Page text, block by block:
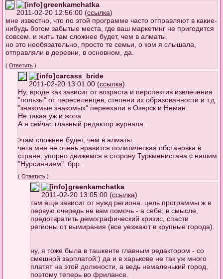
greenkamchatka
2011-02-20 12:56:00 (ссылка)
мне известно, что по этой программе часто отправляют в какие-
нибудь богом забытые места, где ваш маркетинг не пригодится
совсем. и жить там сложнее будет, чем в алматы.
но это необязательно, просто те семьи, о ком я слышала,
отправляли в деревни, в основном, да.
(Ответить )
carcass_bride
2011-02-20 13:01:00 (ссылка)
Ну, вроде как зависит от возраста и перспектив извлечения
"пользы" от переселенцев, степени их образованности и т.д.
"знакомые знакомых" переехали в Озерск и Неман.
Не такая уж и жопа.
А я сейчас главный редактор журнала.
>там сложнее будет, чем в алматы.
чета мне не очень нравится политическая обстановка в
стране. упорно движемся в сторону Туркменистана с нашим
"Нурсиянием". брр.
(Ответить )
greenkamchatka
2011-02-20 13:05:00 (ссылка)
там еще зависит от нужд региона. цель программы ж в
первую очередь не вам помочь - а себе, в смысле,
предотвратить демографический кризис, спасти
регионы от вымирания (все уезжают в крупные города).
ну, я тоже была в ташкенте главным редактором - со
смешной зарплатой:) да и в харькове не так уж много
платят на этой должности, а ведь немаленький город,
поэтому теперь во фрилансе.